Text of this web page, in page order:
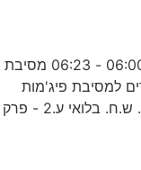
מועדון החברים של מיקי מאוס+ - פרק 25 06:00 - 06:23 מסיבת
למסיבת פיג'מות
במועדון החדש שלו שיצר פרופסור פון דרייק. ש.ח. בלואי ע.2 - פרק